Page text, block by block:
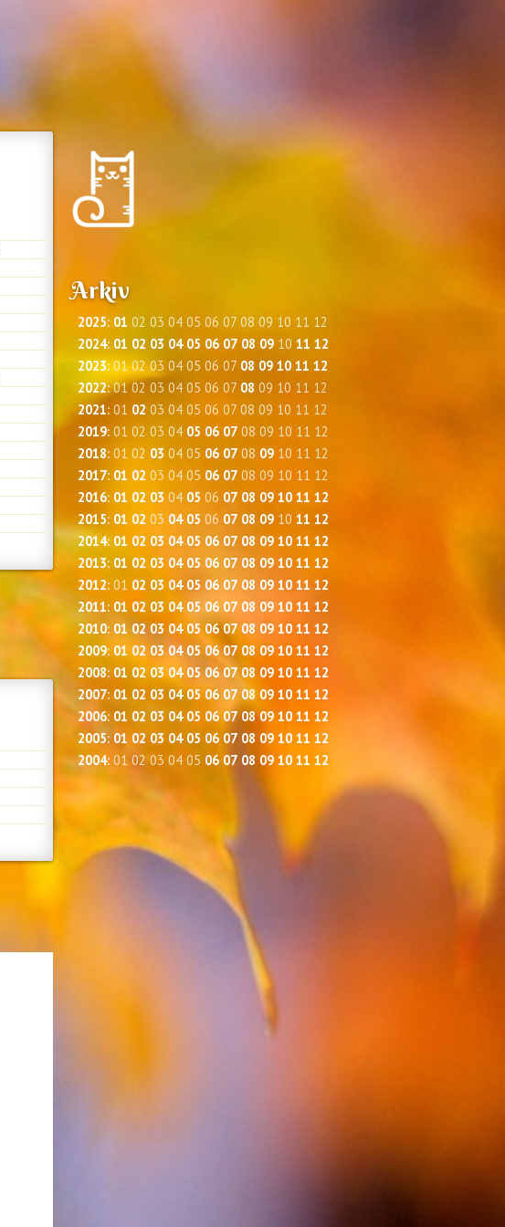
Arkiv
2025: 01 02 03 04 05 06 07 08 09 10 11 12
2024: 01 02 03 04 05 06 07 08 09 10 11 12
2023: 01 02 03 04 05 06 07 08 09 10 11 12
2022:01 02 03 04 05 06 07 08 09 10 11 12
2021: 01 02 03 04 05 06 07 08 09 10 11 12
2019: 01 02 03 04 05 06 07 08 09 10 11 12
2018: 01 02 03 04 05 06 07 08 09 10 11 12
2017: 01 02 03 04 05 06 07 08 09 10 11 12
2016: 01 02 03 04 05 06 07 08 09 10 11 12
2015: 01 02 03 04 05 06 07 08 09 10 11 12
2014: 01 02 03 04 05 06 07 08 09 10 11 12
2013: 01 02 03 04 05 06 07 08 09 10 11 12
2012: 01 02 03 04 05 06 07 08 09 10 11 12
2011:01 02 03 04 05 06 07 08 09 10 11 12
2010: 01 02 03 04 05 06 07 08 09 10 11 12
2009: 01 02 03 04 05 06 07 08 09 10 11 12
2008: 01 02 03 04 05 06 07 08 09 10 11 12
2007: 01 02 03 04 05 06 07 08 09 10 11 12
2006: 01 02 03 04 05 06 07 08 09 10 11 12
2005: 01 02 03 04 05 06 07 08 09 10 11 12
2004: 01 02 03 04 05 06 07 08 09 10 11 12